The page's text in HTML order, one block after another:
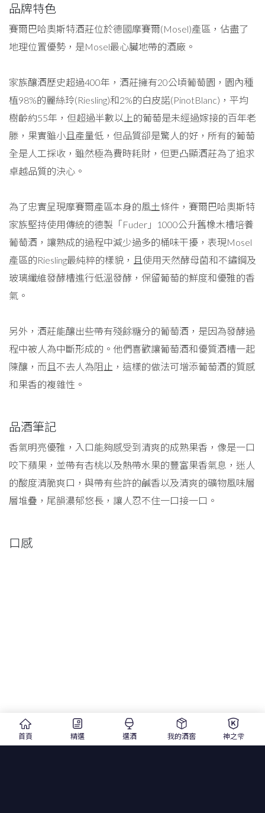
品牌特色
賽爾巴哈奧斯特酒莊位於德國摩賽爾(Mosel)產區，佔盡了
地理位置優勢，是Mosel最心臟地帶的酒廠。
家族釀酒歷史超過400年，酒莊擁有20公頃葡萄園，園內種
植98%的麗絲玲(Riesling)和2%的白皮諾(PinotBlanc)，平均
樹齡約55年，但超過半數以上的葡萄是未經過嫁接的百年老
滕，果實雖小且產量低，但品質卻是驚人的好，所有的葡萄
全是人工採收，雖然極為費時耗財，但更凸顯酒莊為了追求
卓越品質的決心。
為了忠實呈現摩賽爾產區本身的風土條件，賽爾巴哈奧斯特
家族堅持使用傳統的德製「Fuder」1000公升舊橡木槽培養
葡萄酒，讓熟成的過程中減少過多的桶味干擾，表現Mosel
產區的Riesling最純粹的樣貌，且使用天然酵母菌和不鏽鋼及
玻璃纖維發酵槽進行低溫發酵，保留葡萄的鮮度和優雅的香
氣。
另外，酒莊能釀出些帶有殘餘糖分的葡萄酒，是因為發酵過
程中被人為中斷形成的。他們喜歡讓葡萄酒和優質酒槽一起
陳釀，而且不去人為阻止，這樣的做法可增添葡萄酒的質感
和果香的複雜性。
品酒筆記
香氣明亮優雅，入口能夠感受到清爽的成熟果香，像是一口
咬下蘋果，並帶有杏桃以及熱帶水果的豐富果香氣息，迷人
的酸度清脆爽口，與帶有些許的鹹香以及清爽的礦物風味層
層堆疊，尾韻濃郁悠長，讓人忍不住一口接一口。
口感
首頁 精選 選酒 我的酒窖 神之雫